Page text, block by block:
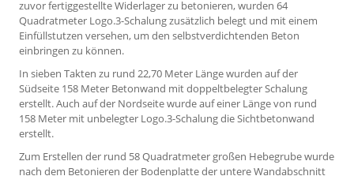
zuvor fertiggestellte Widerlager zu betonieren, wurden 64
Quadratmeter Logo.3-Schalung zusätzlich belegt und mit einem
Einfüllstutzen versehen, um den selbstverdichtenden Beton
einbringen zu können.
In sieben Takten zu rund 22,70 Meter Länge wurden auf der
Südseite 158 Meter Betonwand mit doppeltbelegter Schalung
erstellt. Auch auf der Nordseite wurde auf einer Länge von rund
158 Meter mit unbelegter Logo.3-Schalung die Sichtbetonwand
erstellt.
Zum Erstellen der rund 58 Quadratmeter großen Hebegrube wurde
nach dem Betonieren der Bodenplatte der untere Wandabschnitt